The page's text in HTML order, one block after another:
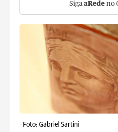
Siga aRede no
- Foto: Gabriel Sartini